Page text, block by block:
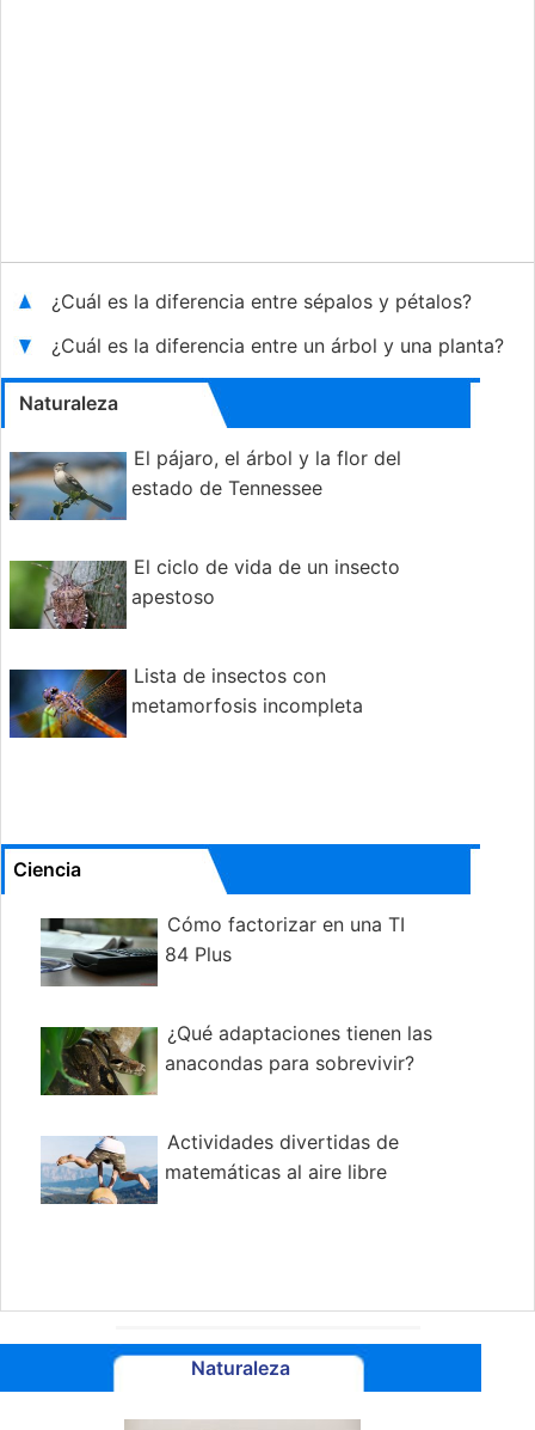
¿Cuál es la diferencia entre sépalos y pétalos?
¿Cuál es la diferencia entre un árbol y una planta?
Naturaleza
El pájaro, el árbol y la flor del
estado de Tennessee
El ciclo de vida de un insecto
apestoso
Lista de insectos con
metamorfosis incompleta
Ciencia
Cómo factorizar en una TI
84 Plus
¿Qué adaptaciones tienen las
anacondas para sobrevivir?
Actividades divertidas de
matemáticas al aire libre
Naturaleza